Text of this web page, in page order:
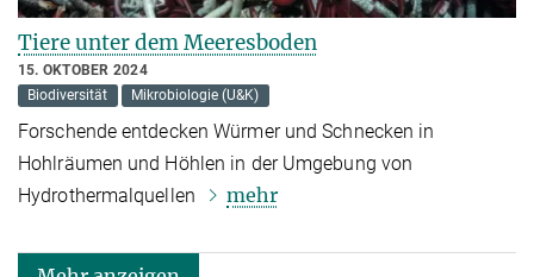
Tiere unter dem Meeresboden
15. OKTOBER 2024
Biodiversität
Mikrobiologie (U&K)
Forschende entdecken Würmer und Schnecken in
Hohlräumen und Höhlen in der Umgebung von
Hydrothermalquellen
mehr